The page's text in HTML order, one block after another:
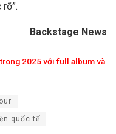
Backstage News
2025 với full album và
quốc tế